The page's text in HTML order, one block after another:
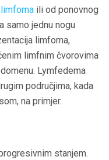
ili od ponovnog
samo jednu nogu
limfoma,
limfnim čvorovima
Lymfedema
područjima, kada
na primjer.
stanjem.